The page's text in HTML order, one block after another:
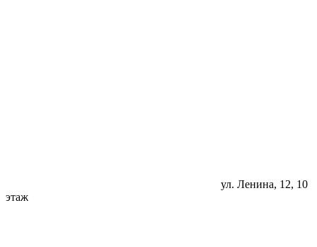
ул. Ленина, 12, 10
этаж